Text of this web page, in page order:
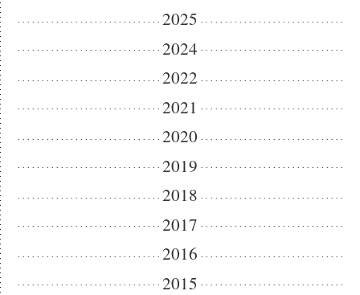
2025
2024
2022
2021
2020
2019
2018
2017
2016
2015